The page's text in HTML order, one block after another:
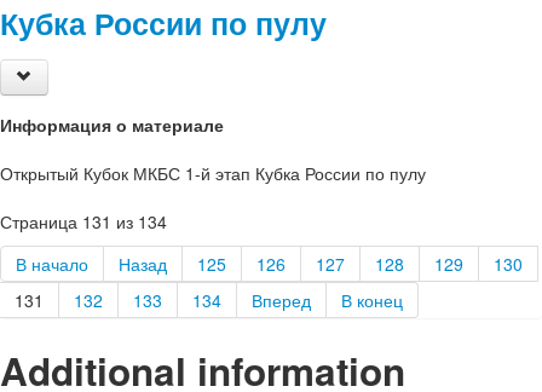
Кубка России по пулу
Информация о материале
Открытый Кубок МКБС 1-й этап Кубка России по пулу
Страница 131 из 134
В начало
Назад 125 126 127 128 129
130
131
132 133 134 Вперед В конец
Additional information